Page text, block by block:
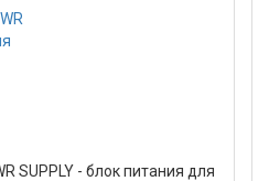
SUPPLY - блок питания для